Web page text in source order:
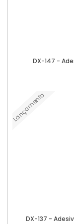
DX-147 -
Lançamento
DX-137 -